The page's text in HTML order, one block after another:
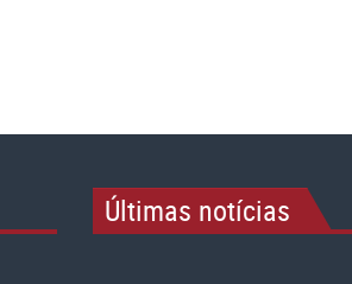
Últimas notícias